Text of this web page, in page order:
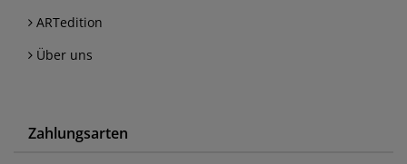
ARTedition
Über uns
Zahlungsarten